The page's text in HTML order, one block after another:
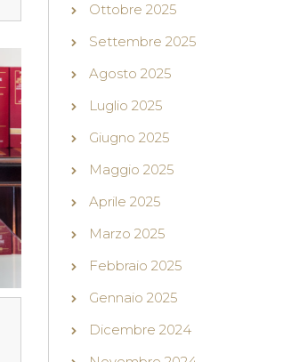
Ottobre 2025
Settembre 2025
Agosto 2025
Luglio 2025
Giugno 2025
Maggio 2025
Aprile 2025
Marzo 2025
Febbraio 2025
Gennaio 2025
Dicembre 2024